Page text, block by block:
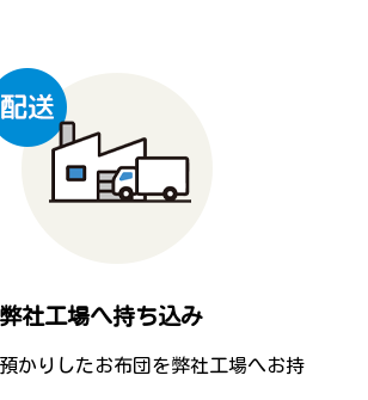
弊社工場へ持ち込み
かりしたお布団を弊社工場へお持